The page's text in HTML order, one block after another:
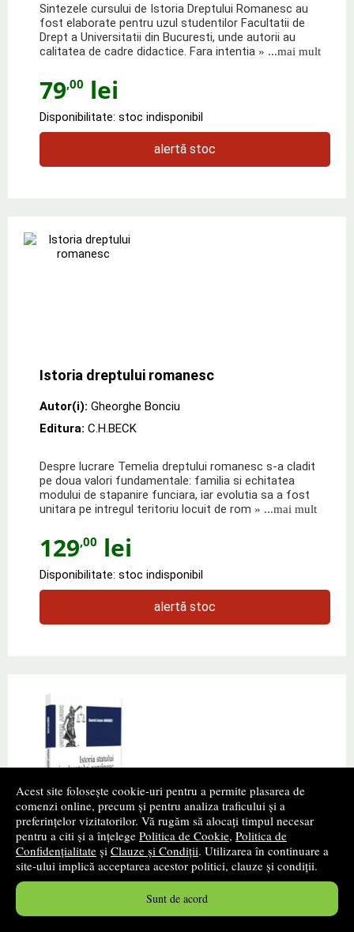
Acest site folosește cookie-uri pentru a permite plasarea de
comenzi online, precum și pentru analiza traficului și a
preferințelor vizitatorilor. Vă rugăm să alocați timpul necesar
pentru a citi și a înțelege Politica de Cookie, Politica de
Confidențialitate și Clauze și Condiții. Utilizarea în continuare a
site-ului implică acceptarea acestor politici, clauze și condiții.
Sunt de acord
Sintezele cursului de Istoria Dreptului Romanesc au
fost elaborate pentru uzul studentilor Facultatii de
Drept a Universitatii din Bucuresti, unde autorii au
calitatea de cadre didactice. Fara intentia » ...mai mult
79,00 lei
Disponibilitate: stoc indisponibil
alertă stoc
Istoria dreptului romanesc
Autor(i): Gheorghe Bonciu
Editura: C.H.BECK
Despre lucrare Temelia dreptului romanesc s-a cladit
pe doua valori fundamentale: familia si echitatea
modului de stapanire funciara, iar evolutia sa a fost
unitara pe intregul teritoriu locuit de rom » ...mai mult
129,00 lei
Disponibilitate: stoc indisponibil
alertă stoc
Istoria statului si a dreptului romanesc.
Note de curs. De la regimul fanariot, la
Unirea Principatelor Romane
Jean Andrei Aurel
Editura:UNIVERSUL JURIDIC